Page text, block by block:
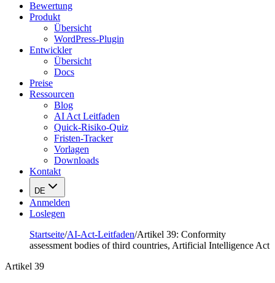
Bewertung
Produkt
Übersicht
WordPress-Plugin
Entwickler
Übersicht
Docs
Preise
Ressourcen
Blog
AI Act Leitfaden
Quick-Risiko-Quiz
Fristen-Tracker
Vorlagen
Downloads
Kontakt
DE
Anmelden
Loslegen
Startseite/AI-Act-Leitfaden/Artikel 39: Conformity
assessment bodies of third countries, Artificial Intelligence Act
Artikel 39